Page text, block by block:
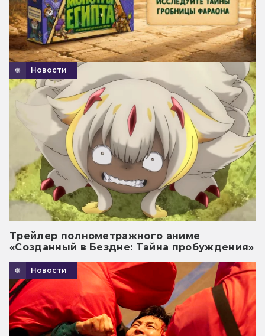
Новости
Трейлер полнометражного аниме
«Созданный в Бездне: Тайна пробуждения»
Новости